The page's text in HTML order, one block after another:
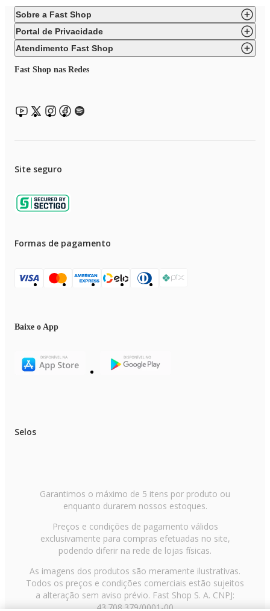
Sobre a Fast Shop
Portal de Privacidade
Atendimento Fast Shop
Fast Shop nas Redes
Site seguro
Formas de pagamento
Baixe o App
Selos
Garantimos o máximo de 5 itens por produto ou
enquanto durarem nossos estoques.
Preços e condições de pagamento válidos
exclusivamente para compras efetuadas no site,
podendo diferir na rede de lojas físicas.
As imagens dos produtos são meramente ilustrativas.
Todos os preços e condições comerciais estão sujeitos
a alteração sem aviso prévio. Fast Shop S. A. CNPJ:
43.708.379/0001-00